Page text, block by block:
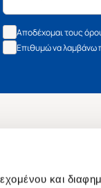
και
Αποδέχομαι τους
Επιθυμώ να λαμβάνω